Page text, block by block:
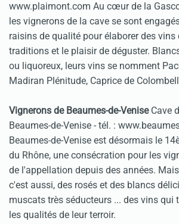
www.plaimont.com Au cœur de la
les vignerons de la cave se sont
raisins de qualité pour élaborer des vins
traditions et le plaisir de déguster.
ou liquoreux, leurs vins se nomment
Madiran Plénitude, Caprice de
Vignerons de Beaumes-de-VeniseCave
Beaumes-de-Venise - tél. :
Beaumes-de-Venise est désormais le
du Rhône, une consécration pour les
de l'appellation depuis des années.
c'est aussi, des rosés et des blancs
muscats très séducteurs ... des vins qui
les qualités de leur terroir.